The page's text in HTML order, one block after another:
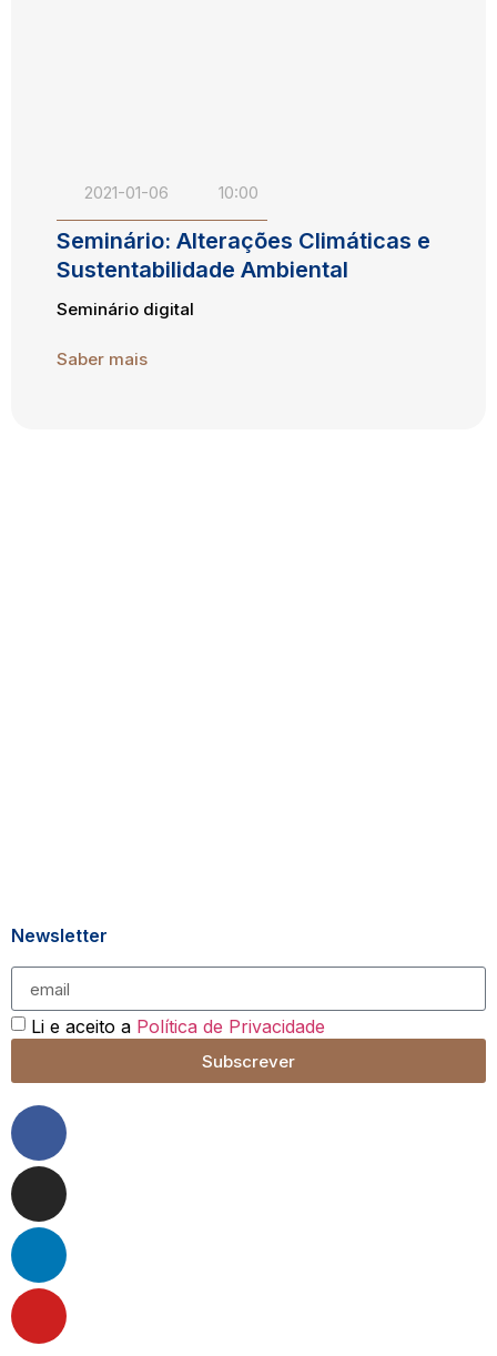
2021-01-06 10:00
Seminário: Alterações Climáticas e
Sustentabilidade Ambiental
Seminário digital
Saber mais
Newsletter
Li e aceito a Política de Privacidade
Subscrever